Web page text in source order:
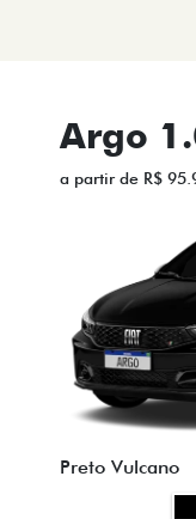
Argo
a partir de R$
Preto Vulcano